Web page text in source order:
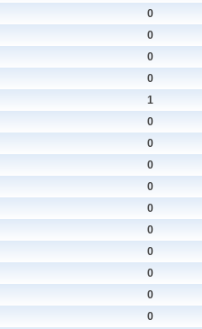
0
0
0
0
1
0
0
0
0
0
0
0
0
0
0